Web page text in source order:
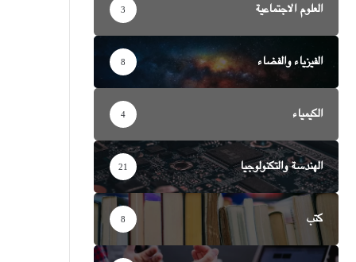
العلوم الاجتماعية 3
الفيزياء والفضاء 8
الكيمياء 4
الهندسة والتكنولوجيا 21
كتب 8